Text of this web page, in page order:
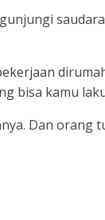
bisa kamu
Dan orang